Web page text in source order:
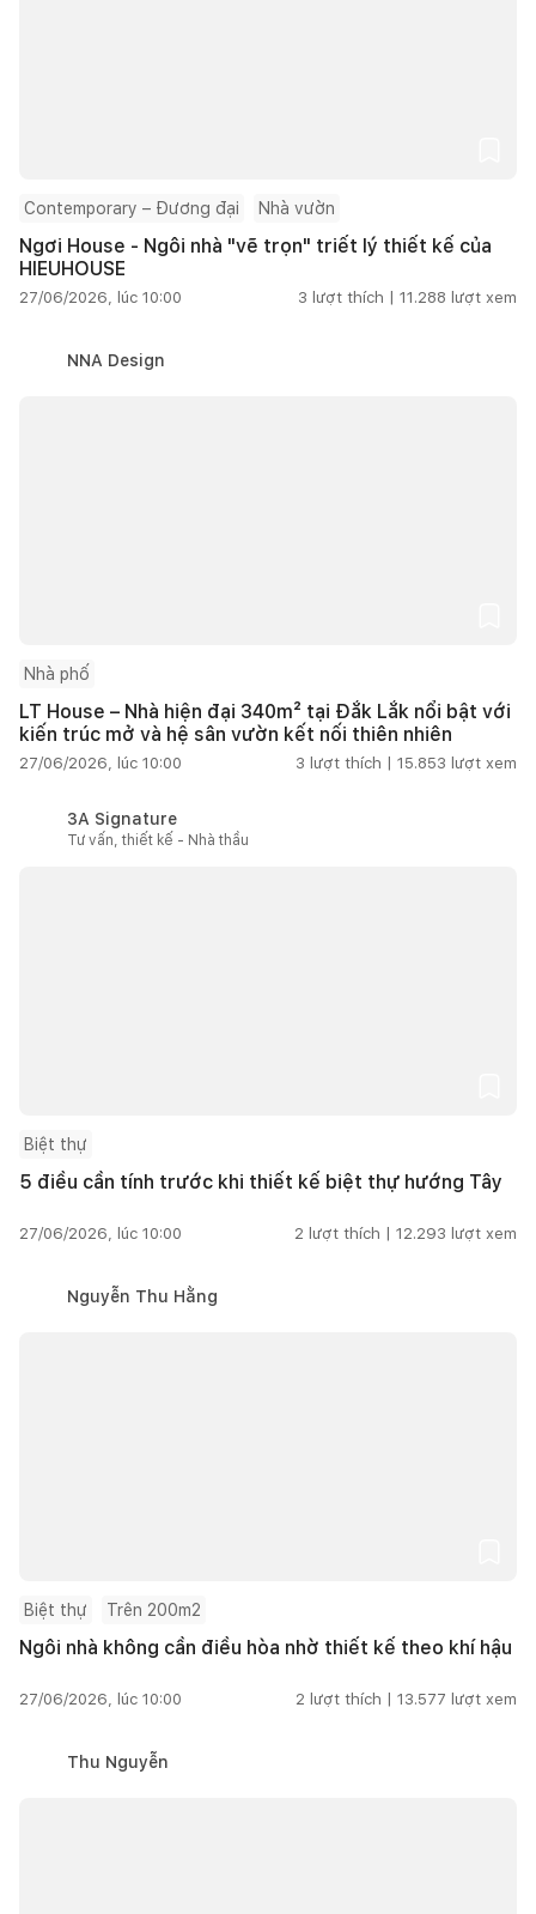
Contemporary – Đương đại Nhà vườn
Ngơi House - Ngôi nhà "vẽ trọn" triết lý thiết kế của
HIEUHOUSE
27/06/2026, lúc 10:00 3 lượt thích | 11.288 lượt xem
NNA Design
Nhà phố
LT House – Nhà hiện đại 340m² tại Đắk Lắk nổi bật với
kiến trúc mở và hệ sân vườn kết nối thiên nhiên
27/06/2026, lúc 10:00 3 lượt thích | 15.853 lượt xem
3A Signature
Tư vấn, thiết kế - Nhà thầu
Biệt thự
5 điều cần tính trước khi thiết kế biệt thự hướng Tây
27/06/2026, lúc 10:00 2 lượt thích | 12.293 lượt xem
Nguyễn Thu Hằng
Biệt thự Trên 200m2
Ngôi nhà không cần điều hòa nhờ thiết kế theo khí hậu
27/06/2026, lúc 10:00 2 lượt thích | 13.577 lượt xem
Thu Nguyễn